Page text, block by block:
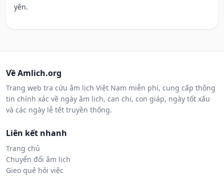
yên.
Về Amlich.org
Trang web tra cứu âm lịch Việt Nam miễn phí, cung cấp thông
tin chính xác về ngày âm lịch, can chi, con giáp, ngày tốt xấu
và các ngày lễ tết truyền thống.
Liên kết nhanh
Trang chủ
Chuyển đổi âm lịch
Gieo quẻ hỏi việc